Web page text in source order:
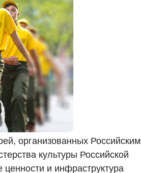
организованных Российским
культуры Российской
и инфраструктура